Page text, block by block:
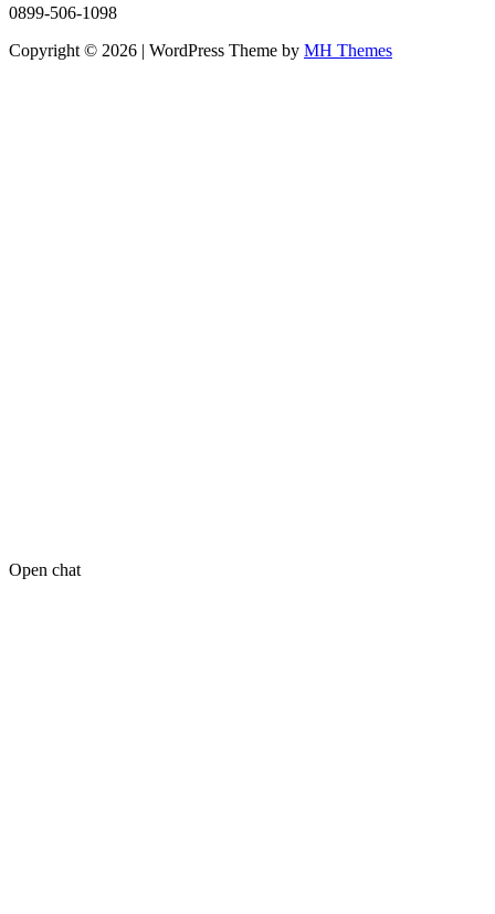
0899-506-1098
Copyright © 2026 | WordPress Theme by MH Themes
Open chat